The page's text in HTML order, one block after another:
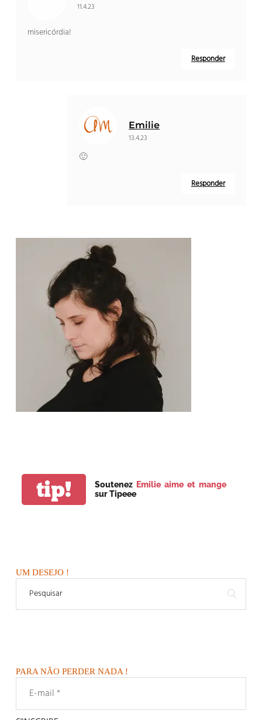
11.4.23
misericórdia!
Responder
Emilie
13.4.23
🙂
Responder
tip! Soutenez Emilie aime et mange
sur Tipeee
UM DESEJO !
PARA NÃO PERDER NADA !